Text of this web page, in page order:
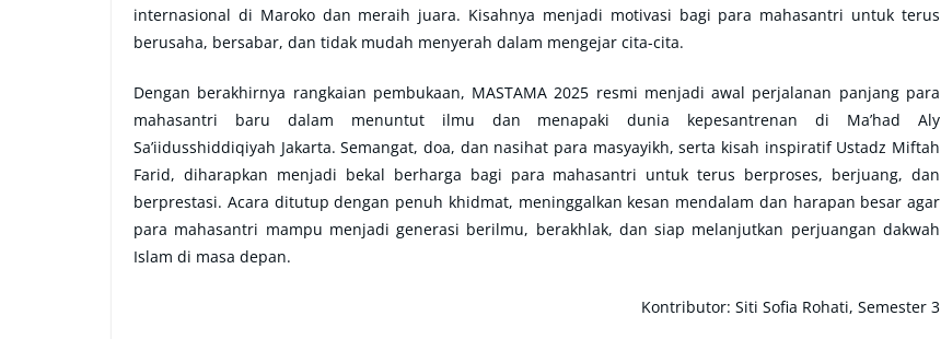
internasional di Maroko dan meraih juara. Kisahnya menjadi motivasi bagi para mahasantri untuk terus
berusaha, bersabar, dan tidak mudah menyerah dalam mengejar cita-cita.
Dengan berakhirnya rangkaian pembukaan, MASTAMA 2025 resmi menjadi awal perjalanan panjang para
mahasantri baru dalam menuntut ilmu dan menapaki dunia kepesantrenan di Ma’had Aly
Sa’iidusshiddiqiyah Jakarta. Semangat, doa, dan nasihat para masyayikh, serta kisah inspiratif Ustadz Miftah
Farid, diharapkan menjadi bekal berharga bagi para mahasantri untuk terus berproses, berjuang, dan
berprestasi. Acara ditutup dengan penuh khidmat, meninggalkan kesan mendalam dan harapan besar agar
para mahasantri mampu menjadi generasi berilmu, berakhlak, dan siap melanjutkan perjuangan dakwah
Islam di masa depan.
Kontributor: Siti Sofia Rohati, Semester 3